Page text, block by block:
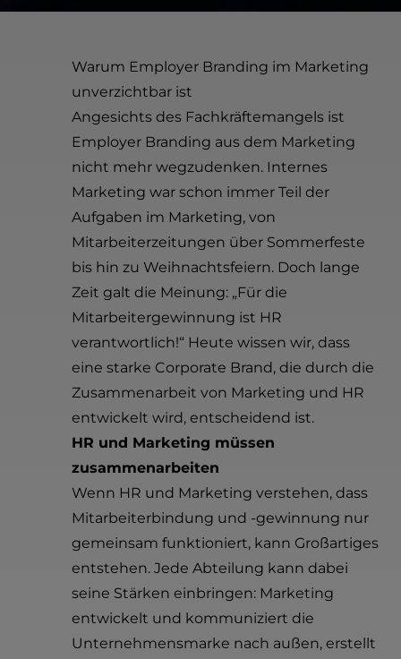
Warum Employer Branding im Marketing
unverzichtbar ist
Angesichts des Fachkräftemangels ist
Employer Branding aus dem Marketing
nicht mehr wegzudenken. Internes
Marketing war schon immer Teil der
Aufgaben im Marketing, von
Mitarbeiterzeitungen über Sommerfeste
bis hin zu Weihnachtsfeiern. Doch lange
Zeit galt die Meinung: „Für die
Mitarbeitergewinnung ist HR
verantwortlich!“ Heute wissen wir, dass
eine starke Corporate Brand, die durch die
Zusammenarbeit von Marketing und HR
entwickelt wird, entscheidend ist.
HR und Marketing müssen
zusammenarbeiten
Wenn HR und Marketing verstehen, dass
Mitarbeiterbindung und -gewinnung nur
gemeinsam funktioniert, kann Großartiges
entstehen. Jede Abteilung kann dabei
seine Stärken einbringen: Marketing
entwickelt und kommuniziert die
Unternehmensmarke nach außen, erstellt